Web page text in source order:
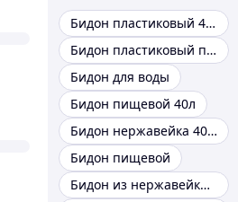
Бидон пластиковый 40 л
Бидон пластиковый пищевой 20 л
Бидон для воды
Бидон пищевой 40л
Бидон нержавейка 40 л
Бидон пищевой
Бидон из нержавейки 30 л